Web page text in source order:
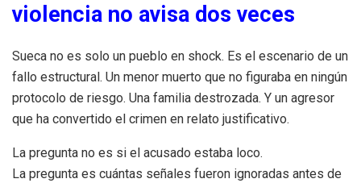
violencia no avisa dos veces
Sueca no es solo un pueblo en shock. Es el escenario de un
fallo estructural. Un menor muerto que no figuraba en ningún
protocolo de riesgo. Una familia destrozada. Y un agresor
que ha convertido el crimen en relato justificativo.
La pregunta no es si el acusado estaba loco.
La pregunta es cuántas señales fueron ignoradas antes de